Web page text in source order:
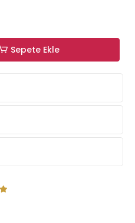
Sepete Ekle